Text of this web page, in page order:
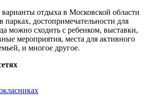
отдыха в Московской области
достопримечательности для
можно сходить с ребенком, выставки,
мероприятия, места для активного
и многое другое.